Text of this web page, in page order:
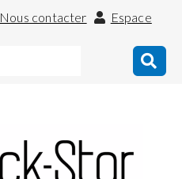
Nous contacter
Espace